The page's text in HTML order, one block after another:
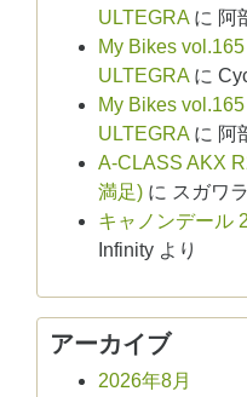
ULTEGRA に 阿
My Bikes
ULTEGRA に
My Bikes
ULTEGRA に 阿
A-CLASS AKX
満足) に スガワ
キャノンデール
Infinity より
アーカイブ
2026年8月